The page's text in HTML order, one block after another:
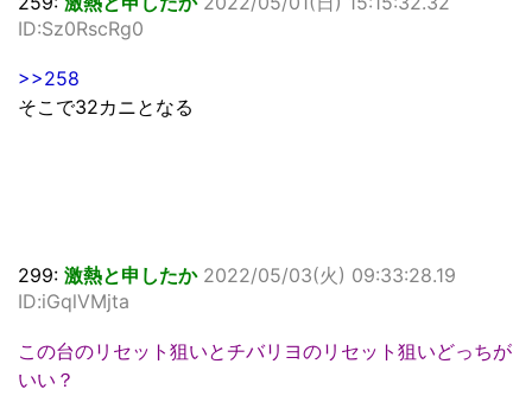
ID:Sz0RscRg0
>>258
そこで32カニとなる
299: 激熱と申したか 2022/05/03(火) 09:33:28.19
ID:iGqlVMjta
この台のリセット狙いとチバリヨのリセット狙いどっちが
いい？